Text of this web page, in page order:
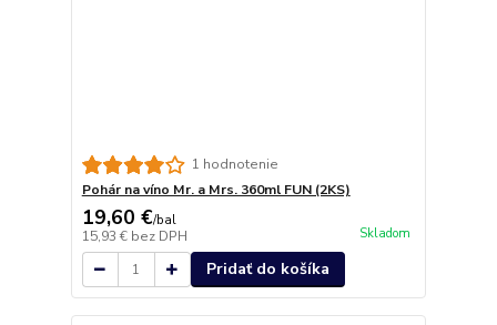
1 hodnotenie
Pohár na víno Mr. a Mrs. 360ml FUN (2KS)
19,60 €/bal
15,93 € bez DPH Skladom
Pridať do košíka